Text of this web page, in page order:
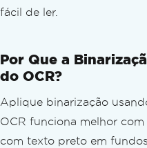
fácil de ler.
Por Que a
do OCR?
Aplique binarização
OCR funciona melhor
com texto preto em